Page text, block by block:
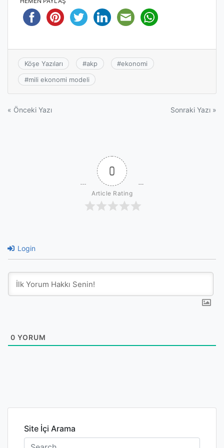
Köşe Yazıları #akp #ekonomi
#mili ekonomi modeli
Yazı
« Önceki Yazı Sonraki Yazı »
0
Article Rating
Login
0 YORUM
Site İçi Arama